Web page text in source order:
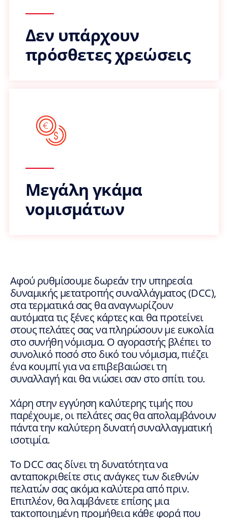
Δεν υπάρχουν
πρόσθετες χρεώσεις
Μεγάλη γκάμα
νομισμάτων
Αφού ρυθμίσουμε δωρεάν την υπηρεσία
δυναμικής μετατροπής συναλλάγματος (DCC),
στα τερματικά σας θα αναγνωρίζουν
αυτόματα τις ξένες κάρτες και θα προτείνει
στους πελάτες σας να πληρώσουν με ευκολία
στο συνήθη νόμισμα. Ο αγοραστής βλέπει το
συνολικό ποσό στο δικό του νόμισμα, πιέζει
ένα κουμπί για να επιβεβαιώσει τη
συναλλαγή και θα νιώσει σαν στο σπίτι του.
Χάρη στην εγγύηση καλύτερης τιμής που
παρέχουμε, οι πελάτες σας θα απολαμβάνουν
πάντα την καλύτερη δυνατή συναλλαγματική
ισοτιμία.
Το DCC σας δίνει τη δυνατότητα να
ανταποκριθείτε στις ανάγκες των διεθνών
πελατών σας ακόμα καλύτερα από πριν.
Επιπλέον, θα λαμβάνετε επίσης μια
τακτοποιημένη προμήθεια κάθε φορά που